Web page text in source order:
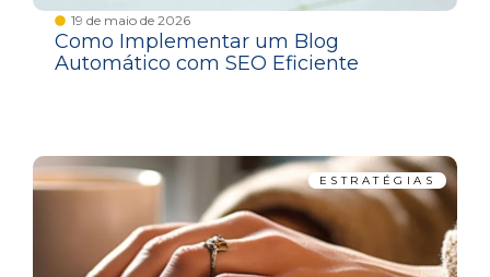
19 de maio de 2026
Como Implementar um Blog
Automático com SEO Eficiente
ESTRATÉGIAS